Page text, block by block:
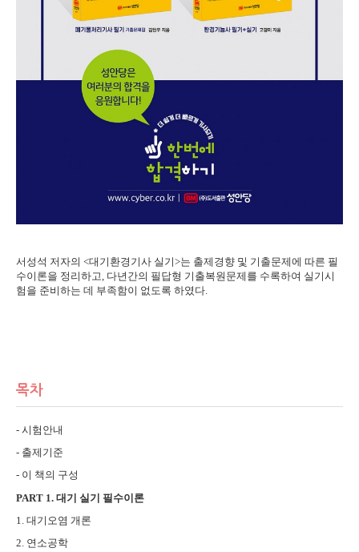
서성석 저자의 <대기환경기사 실기>는 출제경향 및 기출문제에 따른 필
수이론을 정리하고, 다년간의 필답형 기출복원문제를 수록하여 실기시
험을 준비하는 데 부족함이 없도록 하였다.
목차
- 시험안내
- 출제기준
- 이 책의 구성
PART 1. 대기 실기 필수이론
1. 대기오염 개론
2. 연소공학